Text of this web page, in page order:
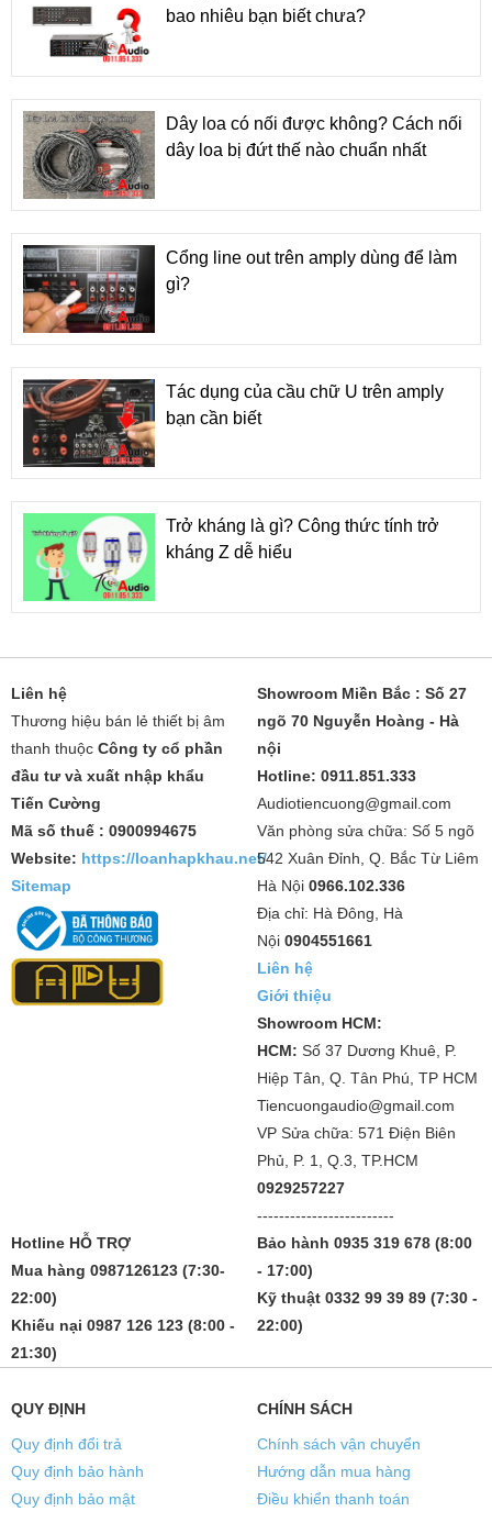
bao nhiêu bạn biết chưa?
Dây loa có nối được không? Cách nối
dây loa bị đứt thế nào chuẩn nhất
Cổng line out trên amply dùng để làm
gì?
Tác dụng của cầu chữ U trên amply
bạn cần biết
Trở kháng là gì? Công thức tính trở
kháng Z dễ hiểu
Liên hệ
Thương hiệu bán lẻ thiết bị âm
thanh thuộc Công ty cổ phần
đầu tư và xuất nhập khẩu
Tiến Cường
Mã số thuế : 0900994675
Website: https://loanhapkhau.net/
Sitemap
Showroom Miền Bắc : Số 27
ngõ 70 Nguyễn Hoàng - Hà
nội
Hotline: 0911.851.333
Audiotiencuong@gmail.com
Văn phòng sửa chữa: Số 5 ngõ
542 Xuân Đỉnh, Q. Bắc Từ Liêm
Hà Nội 0966.102.336
Địa chỉ: Hà Đông, Hà
Nội 0904551661
Liên hệ
Giới thiệu
Showroom HCM:
HCM: Số 37 Dương Khuê, P.
Hiệp Tân, Q. Tân Phú, TP HCM
Tiencuongaudio@gmail.com
VP Sửa chữa: 571 Điện Biên
Phủ, P. 1, Q.3, TP.HCM
0929257227
-------------------------
Hotline HỖ TRỢ
Mua hàng 0987126123 (7:30-
22:00)
Khiếu nại 0987 126 123 (8:00 -
21:30)
Bảo hành 0935 319 678 (8:00
- 17:00)
Kỹ thuật 0332 99 39 89 (7:30 -
22:00)
QUY ĐỊNH
Quy định đổi trả
Quy định bảo hành
Quy định bảo mật
CHÍNH SÁCH
Chính sách vận chuyển
Hướng dẫn mua hàng
Điều khiển thanh toán